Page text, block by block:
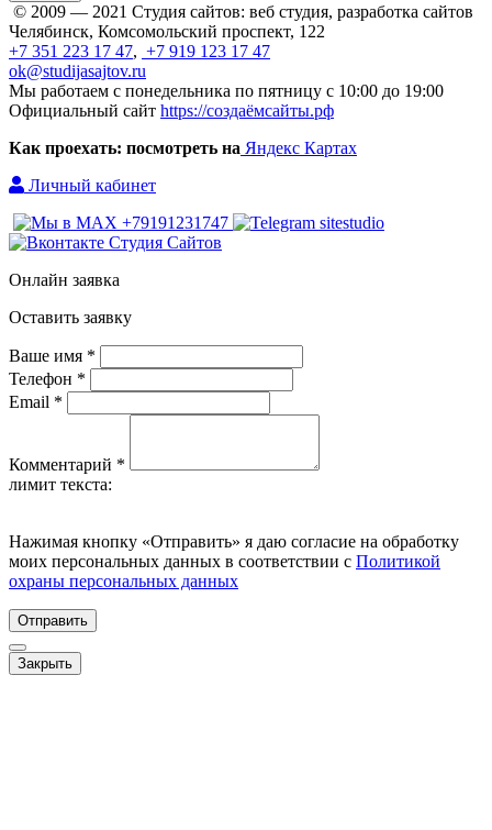
© 2009 — 2021 Студия сайтов: веб студия, разработка сайтов
Челябинск, Комсомольский проспект, 122
+7 351 223 17 47, +7 919 123 17 47
ok@studijasajtov.ru
Мы работаем с понедельника по пятницу с 10:00 до 19:00
Официальный сайт https://создаёмсайты.рф
Как проехать: посмотреть на Яндекс Картах
Личный кабинет
Онлайн заявка
Оставить заявку
Ваше имя *
Телефон *
Email *
Комментарий *
лимит текста:
Нажимая кнопку «Отправить» я даю согласие на обработку
моих персональных данных в соответствии с Политикой
охраны персональных данных
Отправить
Закрыть